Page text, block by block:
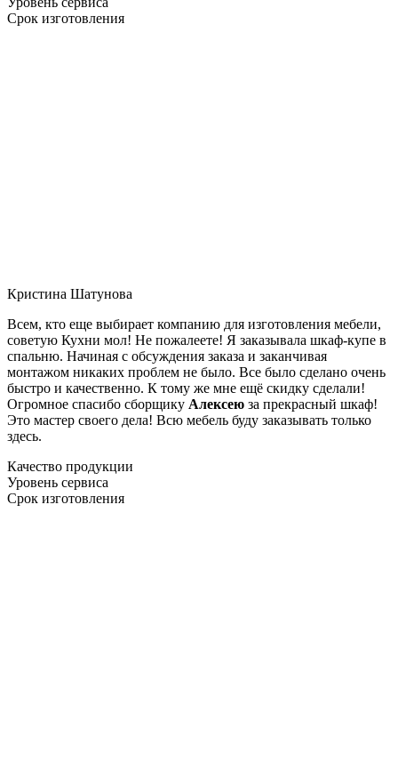
Срок изготовления
Кристина Шатунова
Всем, кто еще выбирает компанию для изготовления мебели,
советую Кухни мол! Не пожалеете! Я заказывала шкаф-купе в
спальню. Начиная с обсуждения заказа и заканчивая
монтажом никаких проблем не было. Все было сделано очень
быстро и качественно. К тому же мне ещё скидку сделали!
Огромное спасибо сборщику Алексею за прекрасный шкаф!
Это мастер своего дела! Всю мебель буду заказывать только
здесь.
Качество продукции
Уровень сервиса
Срок изготовления